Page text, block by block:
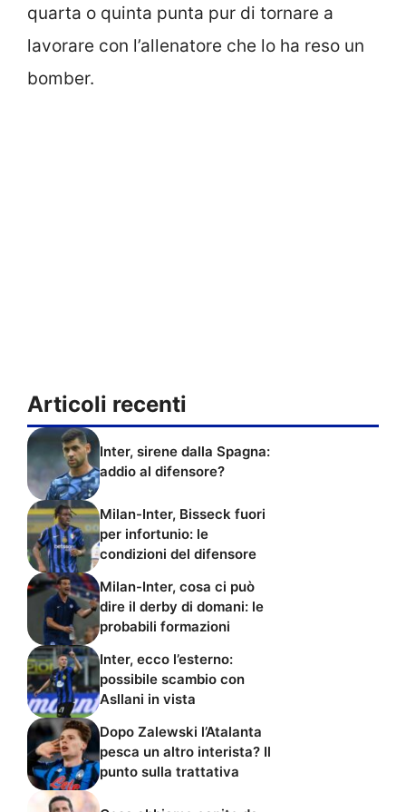
quarta o quinta punta pur di tornare a
lavorare con l’allenatore che lo ha reso un
bomber.
Articoli recenti
Inter, sirene dalla Spagna:
addio al difensore?
Milan-Inter, Bisseck fuori
per infortunio: le
condizioni del difensore
Milan-Inter, cosa ci può
dire il derby di domani: le
probabili formazioni
Inter, ecco l’esterno:
possibile scambio con
Asllani in vista
Dopo Zalewski l’Atalanta
pesca un altro interista? Il
punto sulla trattativa